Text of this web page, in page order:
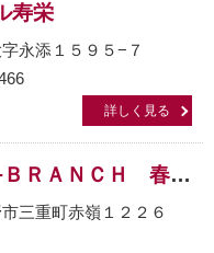
寿栄
永添１５９５−７
詳しく見る
株式会社Ｐ−ＢＲＡＮＣＨ 春ｋｏｉ館
三重町赤嶺１２２６